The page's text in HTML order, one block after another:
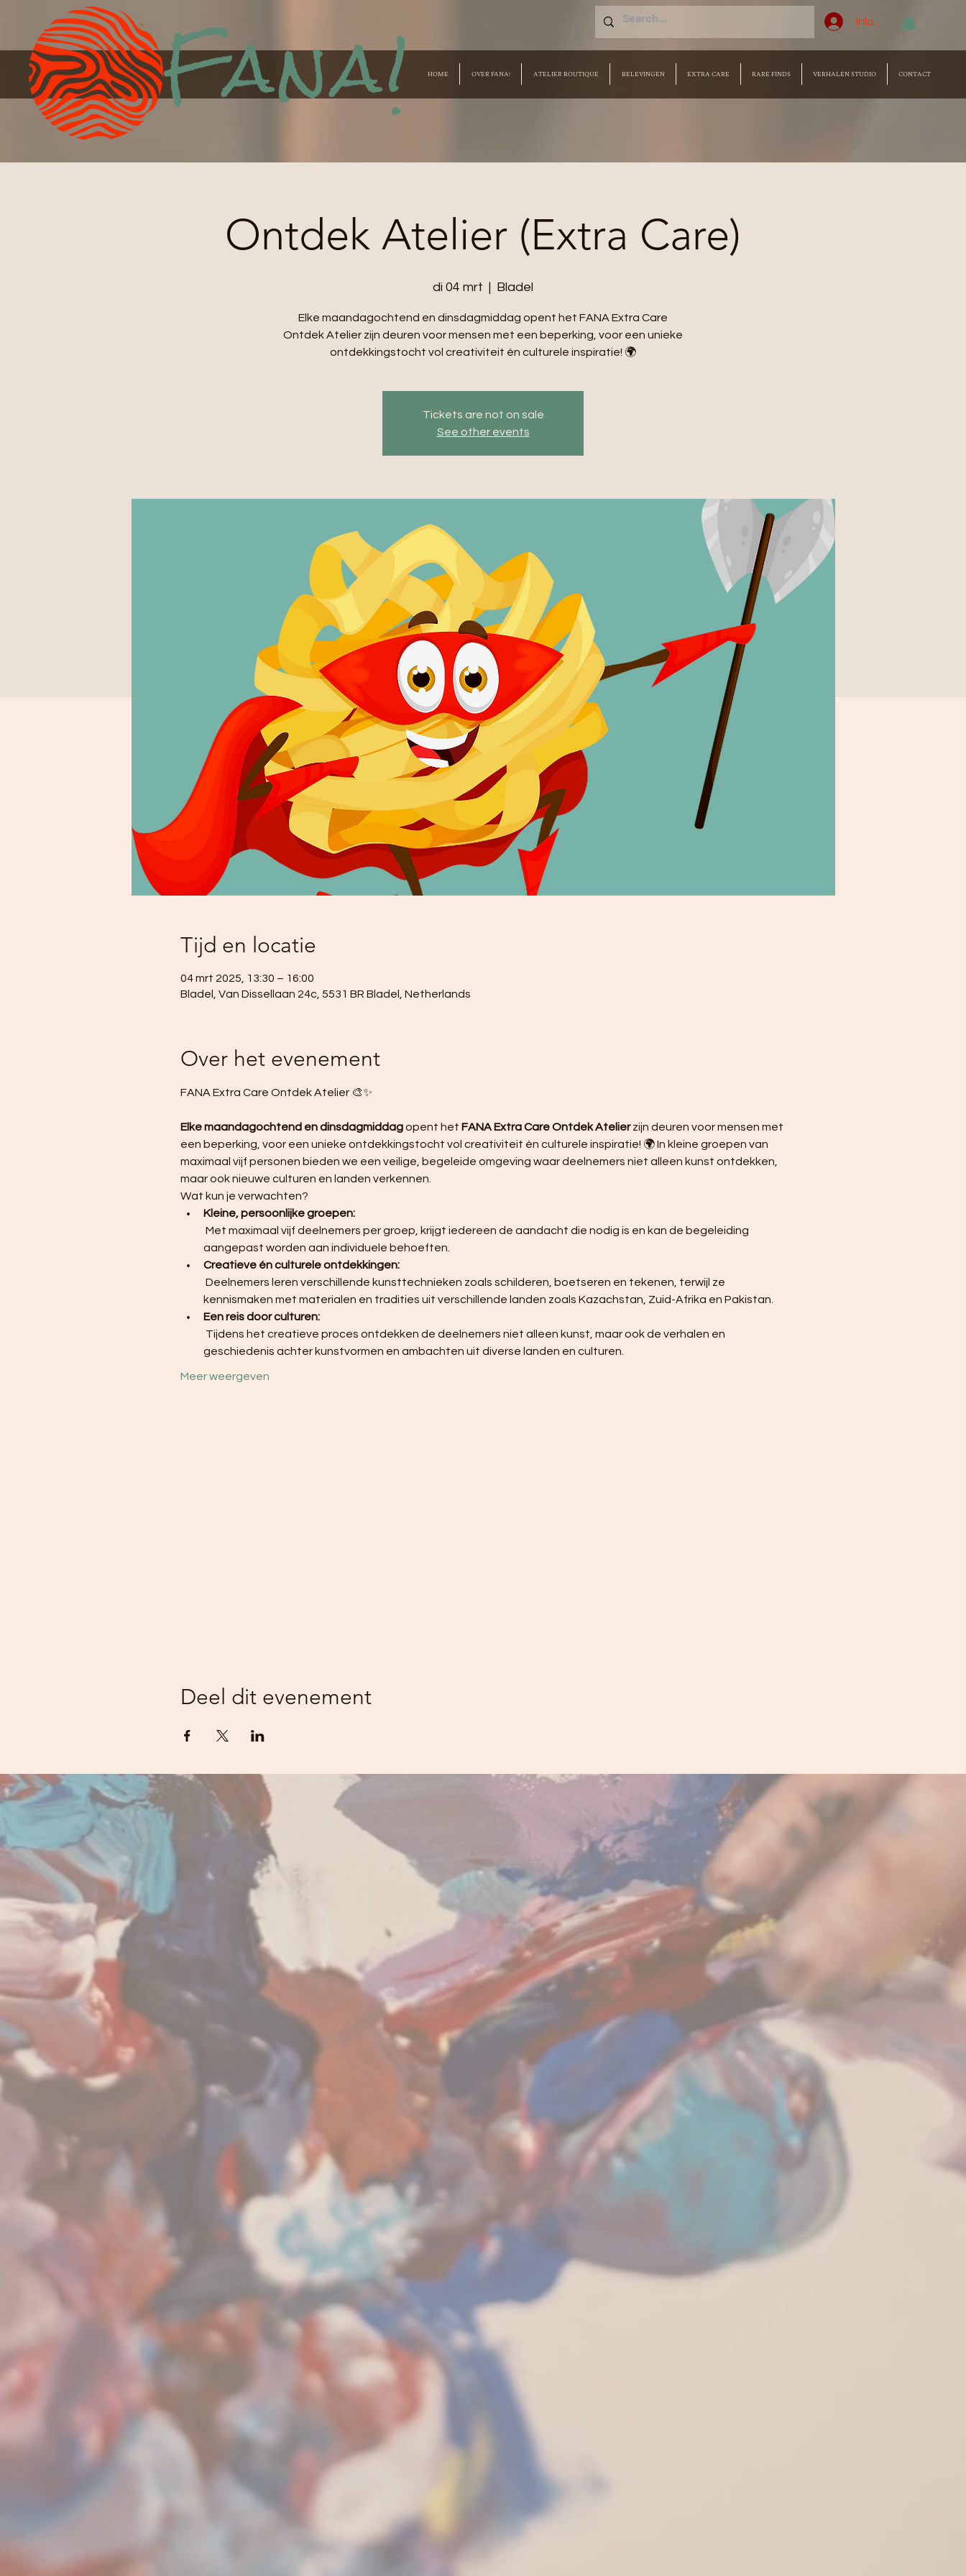
HOME OVER FANA! ATELIER BOUTIQUE BELEVINGEN EXTRA CARE RARE FINDS VERHALEN STUDIO CONTACT
Fana! Inloggen
Ontdek Atelier (Extra Care)
di 04 mrt
  |
Bladel
Elke maandagochtend en dinsdagmiddag opent het FANA Extra Care
Ontdek Atelier zijn deuren voor mensen met een beperking, voor een unieke
ontdekkingstocht vol creativiteit én culturele inspiratie! 🌍
Tickets are not on sale
See other events
Tijd en locatie
04 mrt 2025, 13:30 – 16:00
Bladel, Van Dissellaan 24c, 5531 BR Bladel, Netherlands
Over het evenement
FANA Extra Care Ontdek Atelier 🎨✨
Elke maandagochtend en dinsdagmiddag opent het FANA Extra Care Ontdek Atelier zijn deuren voor mensen met
een beperking, voor een unieke ontdekkingstocht vol creativiteit én culturele inspiratie! 🌍 In kleine groepen van
maximaal vijf personen bieden we een veilige, begeleide omgeving waar deelnemers niet alleen kunst ontdekken,
maar ook nieuwe culturen en landen verkennen.
Wat kun je verwachten?
Kleine, persoonlijke groepen:
aangepast worden aan individuele behoeften.
Creatieve én culturele ontdekkingen:
kennismaken met materialen en tradities uit verschillende landen zoals Kazachstan, Zuid-Afrika en Pakistan.
Een reis door culturen:
geschiedenis achter kunstvormen en ambachten uit diverse landen en culturen.
Meer weergeven
Deel dit evenement